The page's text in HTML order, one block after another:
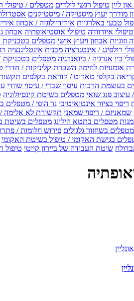
טיפול רגשי לילדים מטפלים / טיפולי
מודרך יעוץ מיסטיקה / מיסטיקנים
טבעי באלרגיות אירידיולוגיה / אבחון
טיפולי איורוודה טיפולי אוסטיאופתיה אבחון
אבחון ויעוץ אישי מטפלים בטכניקת
רולפינג / אינטגרציה מבנית אינטליגנציה
ביו אנרגיה / ביואנרגיה מטפלים בטכניקת LAT - איזון חיים
אומנויות לחימה השכרת קליניקות / חדרי
בקלפי טארוט / קוראת בקלפים
בעוצמת הרכות עיסוי שבדי / עיסוי שוודי
עיצוב פנג שואי מטפלים בשיטת קינסיולוגיה
ריפוי בציור אינטואיטיבי נר הופי / מטפלים
שמאניזם / ריפוי שמאני תקשורת לא אלימה
מטפלים בתטא הילינג מטפלים בשיטת
מטפלים בשחזור גלגולים פירוש חלומות /
בגישת האקומי / טיפול בשיטת האקומי
שיטת העבודה של ביירון קייטי טיפול